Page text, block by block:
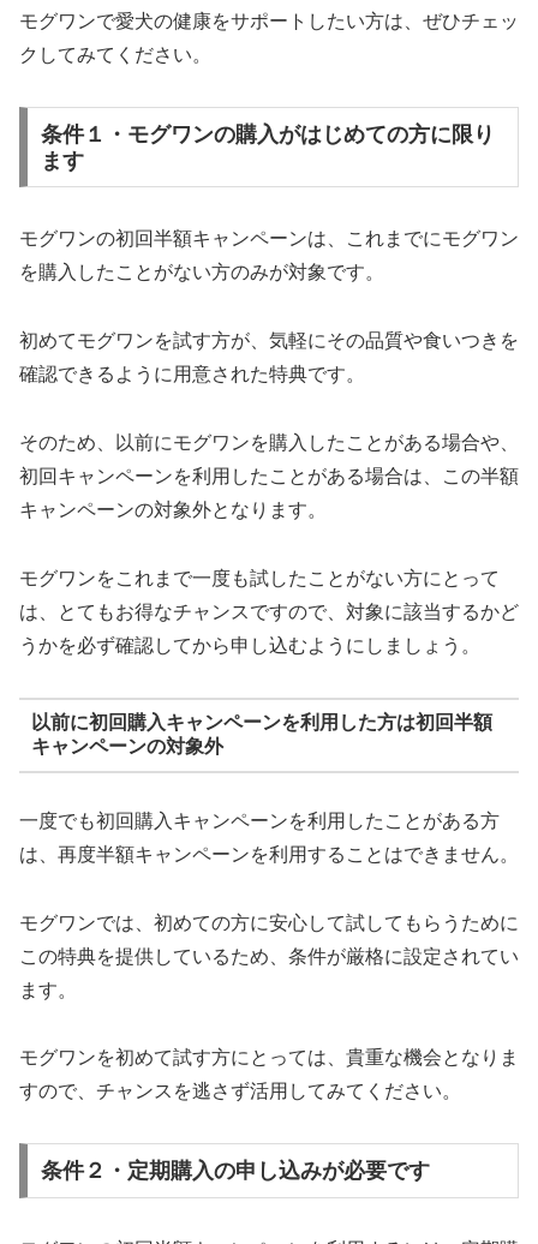
モグワンで愛犬の健康をサポートしたい方は、ぜひチェッ
クしてみてください。
条件１・モグワンの購入がはじめての方に限り
ます
モグワンの初回半額キャンペーンは、これまでにモグワン
を購入したことがない方のみが対象です。
初めてモグワンを試す方が、気軽にその品質や食いつきを
確認できるように用意された特典です。
そのため、以前にモグワンを購入したことがある場合や、
初回キャンペーンを利用したことがある場合は、この半額
キャンペーンの対象外となります。
モグワンをこれまで一度も試したことがない方にとって
は、とてもお得なチャンスですので、対象に該当するかど
うかを必ず確認してから申し込むようにしましょう。
以前に初回購入キャンペーンを利用した方は初回半額
キャンペーンの対象外
一度でも初回購入キャンペーンを利用したことがある方
は、再度半額キャンペーンを利用することはできません。
モグワンでは、初めての方に安心して試してもらうために
この特典を提供しているため、条件が厳格に設定されてい
ます。
モグワンを初めて試す方にとっては、貴重な機会となりま
すので、チャンスを逃さず活用してみてください。
条件２・定期購入の申し込みが必要です